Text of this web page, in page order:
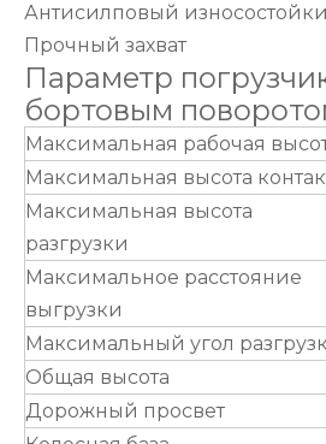
Антисилповый
Прочный захват
Параметр
бортовым
Максимальная рабочая
Максимальная высота
Максимальная высота
разгрузки
Максимальное расстояние
выгрузки
Максимальный угол
Общая высота
Дорожный просвет